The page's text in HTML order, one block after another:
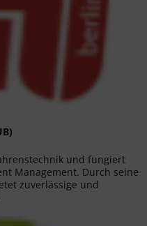
und fungiert
Management. Durch seine
zuverlässige und